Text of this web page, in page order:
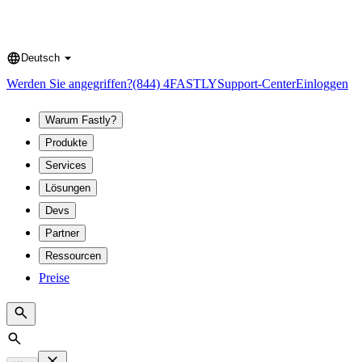
Language
Deutsch
Werden Sie angegriffen?(844) 4FASTLYSupport-CenterEinloggen
Warum Fastly?
Produkte
Services
Lösungen
Devs
Partner
Ressourcen
Preise
Search